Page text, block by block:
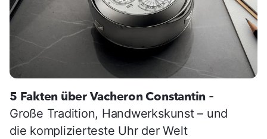
5 Fakten über Vacheron Constantin -
Große Tradition, Handwerkskunst – und
die komplizierteste Uhr der Welt